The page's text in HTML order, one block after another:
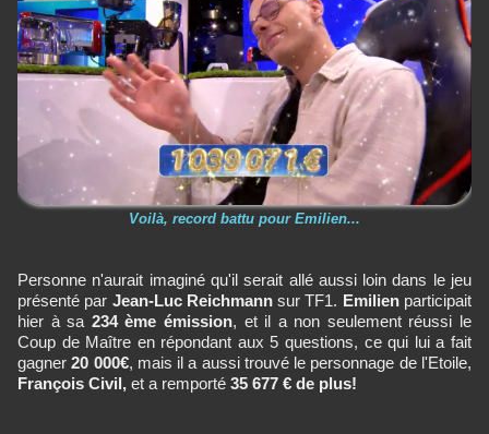
Voilà, record battu pour Emilien...
Personne n'aurait imaginé qu'il serait allé aussi loin dans le jeu
présenté par Jean-Luc Reichmannsur TF1. Emilienparticipait
hier à sa 234 ème émission, et il a non seulement réussi le
Coup de Maître en répondant aux 5 questions, ce qui lui a fait
gagner 20 000€, mais il a aussi trouvé le personnage de l'Etoile,
François Civil, et a remporté 35 677 € de plus!